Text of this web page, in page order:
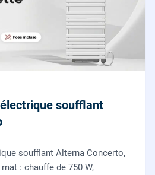
soufflant
soufflant Alterna Concerto,
: chauffe de 750 W,